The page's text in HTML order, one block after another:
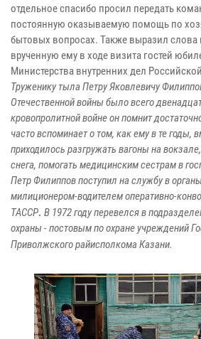
отдельное спасибо просил передать
постоянную оказываемую помощь по
бытовых вопросах. Также выразил слова
врученную ему в ходе визита гостей
Министерства внутренних дел
Труженику тыла Петру Яковлевичу
Отечественной войны было всего
кровопролитной войне он помнит
часто вспоминает о том, как ему в те годы,
приходилось разгружать вагоны на
снега, помогать медицинским сестрам в
Петр Филиппов поступил на службу в
милиционером-водителем оперативно-
ТАССР. В 1972 году перевелся в
охраны - постовым по охране учреждений
Приволжского райисполкома Казани.